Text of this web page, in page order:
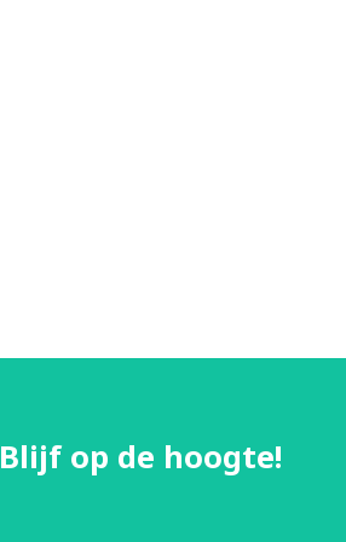
Blijf op de hoogte!